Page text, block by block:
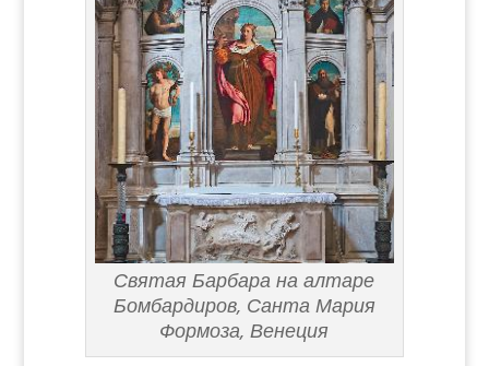
Святая Барбара на алтаре
Бомбардиров, Санта Мария
Формоза, Венеция